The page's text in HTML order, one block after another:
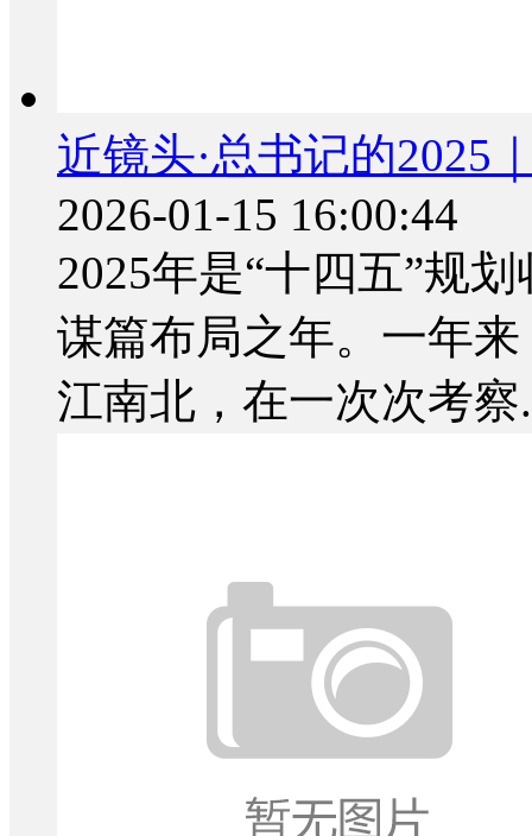
近镜头·总书记的2025
2026-01-15 16:00:44
2025年是“十四五”规
谋篇布局之年。一年
江南北，在一次次考察